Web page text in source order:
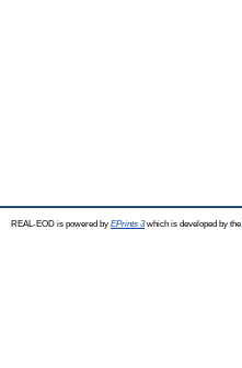
REAL-EOD is powered by EPrints 3which is developed by the